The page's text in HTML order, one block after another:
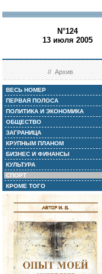
N°124
13 июля 2005
//Архив
ВЕСЬ НОМЕР
ПЕРВАЯ ПОЛОСА
ПОЛИТИКА И ЭКОНОМИКА
ОБЩЕСТВО
ЗАГРАНИЦА
КРУПНЫМ ПЛАНОМ
БИЗНЕС И ФИНАНСЫ
КУЛЬТУРА
СПОРТ
КРОМЕ ТОГО